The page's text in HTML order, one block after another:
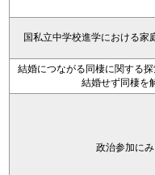
国私立中学校進学における家
結婚につながる同棲に関する
結婚せず同棲を
政治参加に